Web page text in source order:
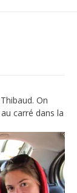
On
carré dans la